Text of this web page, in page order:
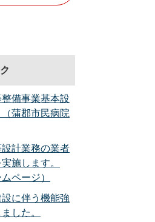
備事業基本設
蒲郡市民病院
計業務の業者
施します。
ページ）
に伴う機能強
した。